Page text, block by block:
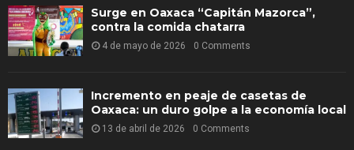
Surge en Oaxaca “Capitán Mazorca”,
contra la comida chatarra
4 de mayo de 2026 0 Comments
Incremento en peaje de casetas de
Oaxaca: un duro golpe a la economía local
13 de abril de 2026 0 Comments